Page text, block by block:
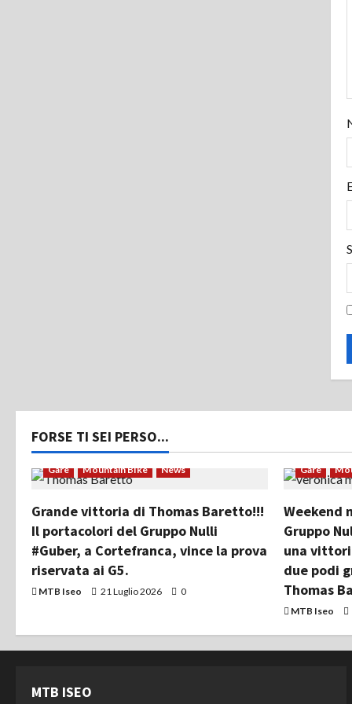
FORSE TI SEI PERSO...
Gare Mountain Bike News
Grande vittoria di Thomas Baretto!!!
Il portacolori del Gruppo Nulli
#Guber, a Cortefranca, vince la prova
riservata ai G5.
MTB Iseo 21 Luglio 2026 0
Gare
Weekend
Gruppo
una
due podi
Thomas
MTB Iseo
MTB ISEO